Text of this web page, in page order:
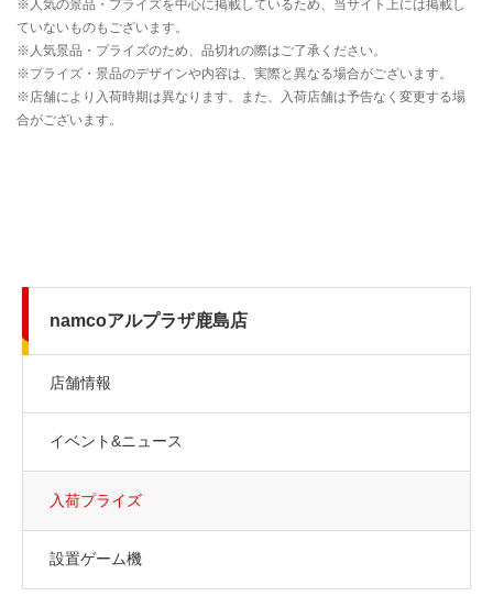
namcoアルプラザ鹿島店
店舗情報
イベント&ニュース
入荷プライズ
設置ゲーム機